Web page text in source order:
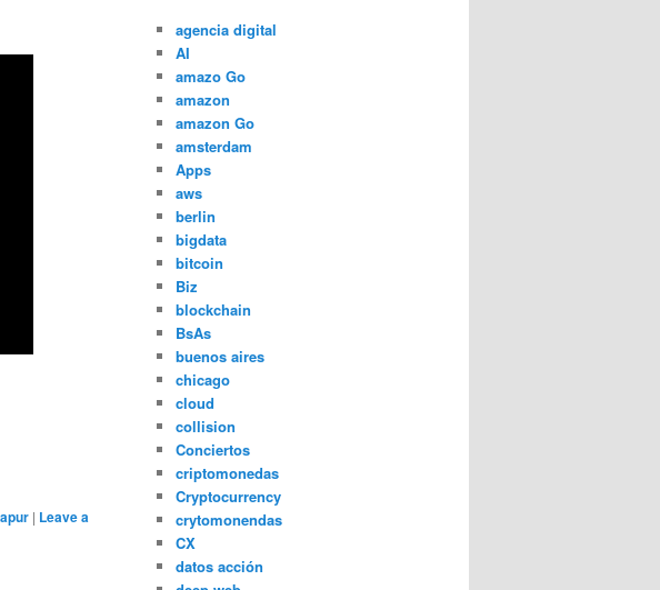
| Leave a
agencia digital
AI
amazo Go
amazon
amazon Go
amsterdam
Apps
aws
berlin
bigdata
bitcoin
Biz
blockchain
BsAs
buenos aires
chicago
cloud
collision
Conciertos
criptomonedas
Cryptocurrency
crytomonendas
CX
datos acción